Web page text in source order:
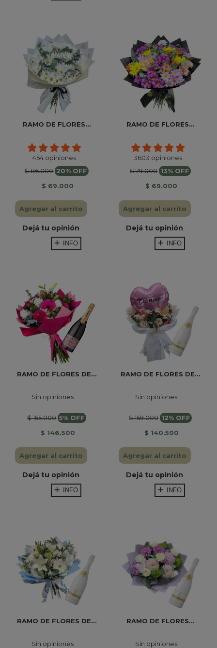
RAMO DE FLORES...
454 opiniones
$ 86.000 20% OFF
$ 69.000
Agregar al carrito
Dejá tu opinión
INFO
RAMO DE FLORES...
3603 opiniones
$ 79.000 13% OFF
$ 69.000
Agregar al carrito
Dejá tu opinión
INFO
RAMO DE FLORES DE...
Sin opiniones
$ 155.000 5% OFF
$ 146.500
Agregar al carrito
Dejá tu opinión
INFO
RAMO DE FLORES DE...
Sin opiniones
$ 159.000 12% OFF
$ 140.500
Agregar al carrito
Dejá tu opinión
INFO
RAMO DE FLORES DE...
Sin opiniones
RAMO DE FLORES...
Sin opiniones